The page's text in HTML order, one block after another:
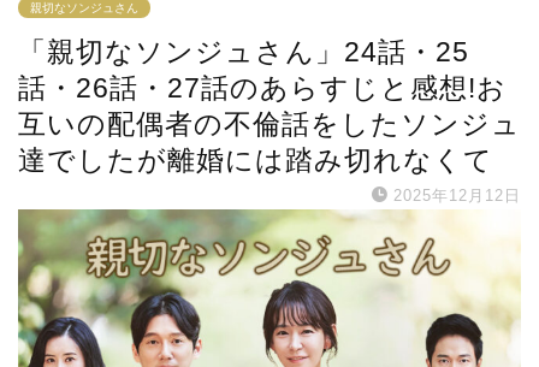
親切なソンジュさん
「親切なソンジュさん」24話・25
話・26話・27話のあらすじと感想!お
互いの配偶者の不倫話をしたソンジュ
達でしたが離婚には踏み切れなくて
2025年12月12日